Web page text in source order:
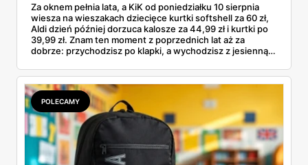
Za oknem pełnia lata, a KiK od poniedziałku 10 sierpnia
wiesza na wieszakach dziecięce kurtki softshell za 60 zł,
Aldi dzień później dorzuca kalosze za 44,99 zł i kurtki po
39,99 zł. Znam ten moment z poprzednich lat aż za
dobrze: przychodzisz po klapki, a wychodzisz z jesienną
pojawi się w gazetkach w przyszłym tygodniu i czy jest
sens kupować jesień, zanim skończą się wakacje.
POLECAMY